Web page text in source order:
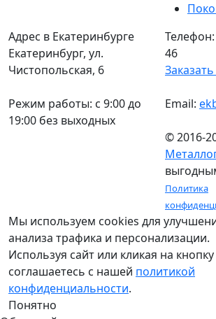
Адрес в Екатеринбурге
Екатеринбург, ул.
Чистопольская, 6
Режим работы: c 9:00 до
19:00 без выходных
Телефон:
46
Email:
© 2016-
Политика
Мы используем cookies для
анализа трафика и персонализации.
Используя сайт или кликая на
соглашаетесь с нашей политикой
конфиденциальности.
Понятно